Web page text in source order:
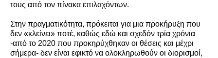
τους από τον πίνακα επιλαχόντων.
Στην πραγματικότητα, πρόκειται για μια προκήρυξη που
δεν «κλείνει» ποτέ, καθώς εδώ και σχεδόν τρία χρόνια
-από το 2020 που προκηρύχθηκαν οι θέσεις και μέχρι
σήμερα- δεν είναι εφικτό να ολοκληρωθούν οι διορισμοί,